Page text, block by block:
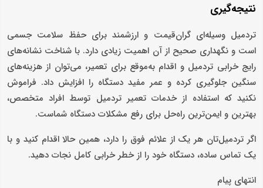
نتیجه‌گیری
تردمیل وسیله‌ای گران‌قیمت و ارزشمند برای حفظ سلامت جسمی
است و نگهداری صحیح از آن اهمیت زیادی دارد. با شناخت نشانه‌های
رایج خرابی تردمیل و اقدام به‌موقع برای تعمیر، می‌توان از هزینه‌های
سنگین جلوگیری کرده و عمر مفید دستگاه را افزایش داد. فراموش
نکنید که استفاده از خدمات تعمیر تردمیل توسط افراد متخصص،
بهترین و ایمن‌ترین راه‌حل برای رفع مشکلات دستگاه شماست.
اگر تردمیل‌تان هر یک از علائم فوق را دارد، همین حالا اقدام کنید و با
یک تماس ساده، دستگاه خود را از خطر خرابی کامل نجات دهید.
انتهای پیام